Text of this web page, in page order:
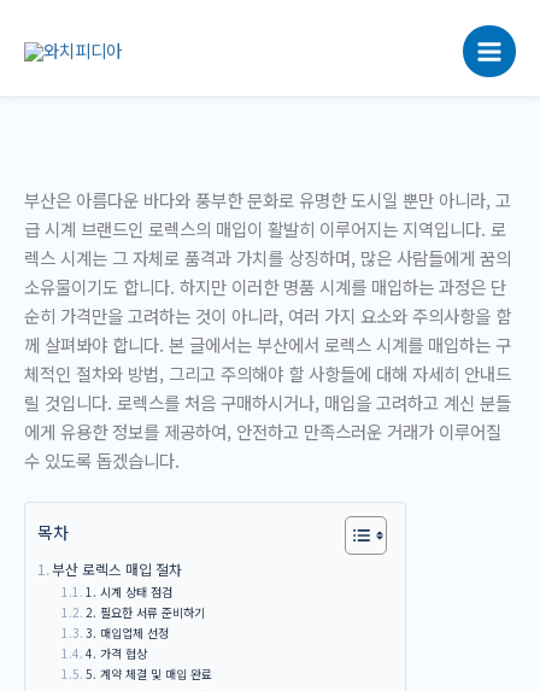
로
부산은 아름다운 바다와 풍부한 문화로 유명한 도시일 뿐만 아니라, 고
급 시계 브랜드인 로렉스의 매입이 활발히 이루어지는 지역입니다. 로
렉스 시계는 그 자체로 품격과 가치를 상징하며, 많은 사람들에게 꿈의
소유물이기도 합니다. 하지만 이러한 명품 시계를 매입하는 과정은 단
순히 가격만을 고려하는 것이 아니라, 여러 가지 요소와 주의사항을 함
께 살펴봐야 합니다. 본 글에서는 부산에서 로렉스 시계를 매입하는 구
체적인 절차와 방법, 그리고 주의해야 할 사항들에 대해 자세히 안내드
릴 것입니다. 로렉스를 처음 구매하시거나, 매입을 고려하고 계신 분들
에게 유용한 정보를 제공하여, 안전하고 만족스러운 거래가 이루어질
수 있도록 돕겠습니다.
목차
부산 로렉스 매입 절차
1. 시계 상태 점검
2. 필요한 서류 준비하기
3. 매입업체 선정
4. 가격 협상
5. 계약 체결 및 매입 완료